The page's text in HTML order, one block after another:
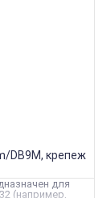
DB9M, крепеж
для
(например,